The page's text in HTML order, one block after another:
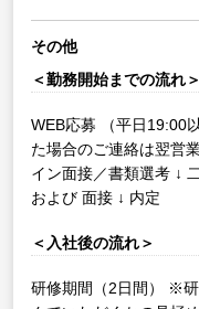
その他
＜勤務開始までの流れ＞
WEB応募 （平日19:00
た場合のご連絡は翌営
イン面接／書類選考 ↓
および 面接 ↓ 内定
＜入社後の流れ＞
研修期間（2日間）
※研